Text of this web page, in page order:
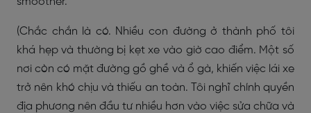
(Chắc chắn là có. Nhiều con đường ở thành phố tôi
khá hẹp và thường bị kẹt xe vào giờ cao điểm. Một số
nơi còn có mặt đường gồ ghề và ổ gà, khiến việc lái xe
trở nên khó chịu và thiếu an toàn. Tôi nghĩ chính quyền
địa phương nên đầu tư nhiều hơn vào việc sửa chữa và